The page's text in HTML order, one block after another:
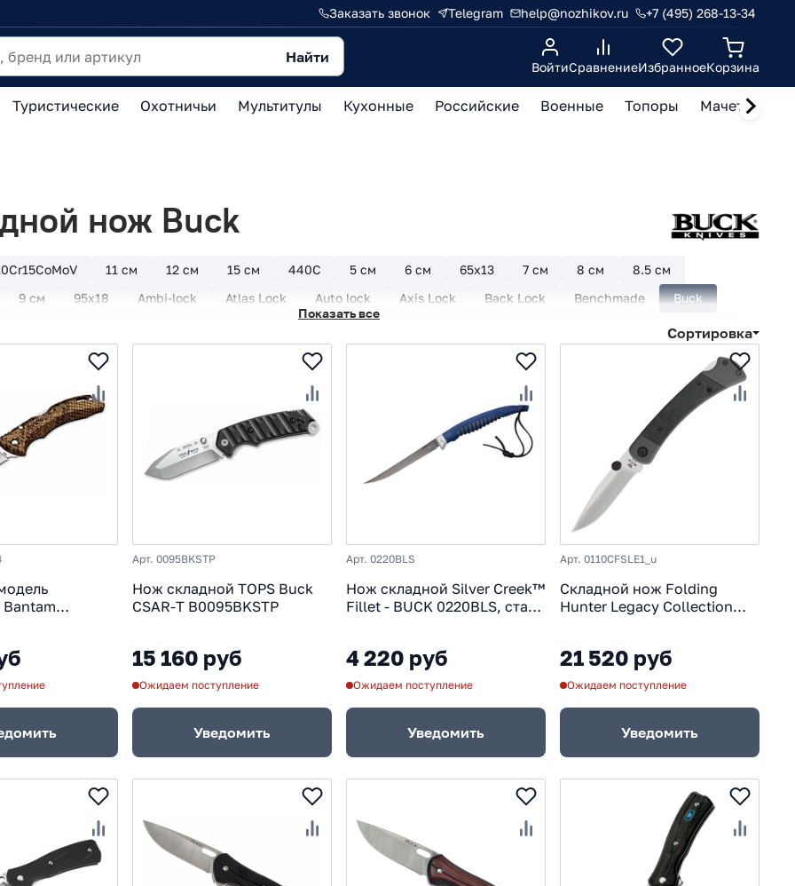
Заказать звонок Telegram help@nozhikov.ru +7 (495) 268-13-34
Найти
ВойтиСравнениеИзбранноеКорзина
Туристические Охотничьи Мультитулы Кухонные Российские Военные Топоры Мачете,
нож Buck
11 см 12 см 15 см 440C 5 см 6 см 65х13 7 см 8 см
8.5 см
9 см 95х18 Ambi-lock Atlas Lock Auto lock Axis Lock Back Lock Benchmade
Buck
Drop Point
Firebird Ganzo
Petrified fish Plunge Lock
S30V
Sanrenmu Slip Joint Steelclaw Tri-Ad Lock
Victorinox
Zero Tolerance Автоматические Без фиксатора Кизляр Китайские
Клинок Мини Немецкие НОКС
Рукоять карбон
Япония
Показать все
Сортировка
Bantam
Арт. 0095BKSTP
Нож складной TOPS Buck
CSAR-T B0095BKSTP
15 160 руб
Ожидаем поступление
Уведомить
Арт. 0220BLS
Нож складной Silver Creek™
Fillet - BUCK 0220BLS, сталь
4 220 руб
Ожидаем поступление
Уведомить
Арт. 0110CFSLE1_u
Складной нож Folding
Hunter Legacy Collection
21 520 руб
Ожидаем поступление
Уведомить